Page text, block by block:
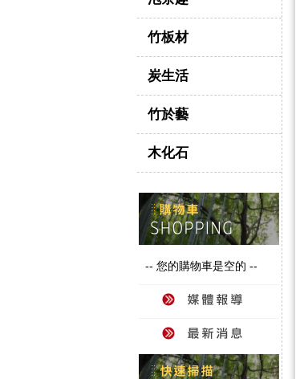
竹板材
炭生活
竹於藝
木化石
-- 您的購物車是空的 --